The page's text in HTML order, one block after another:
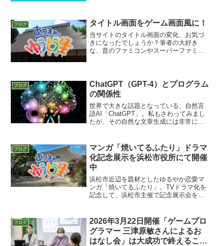
ブログ タイトル画面をゲーム画面風に！
当サイトのタイトル画面の変化、お気づ
きになったでしょうか？筆者の大好き
な、昔のファミコンやスーパーファミコ
グ教室の講師として、ここは...
ブログ
ChatGPT（GPT-4）とプログラム
の関係性
世界で大きな話題となっている、自然言
語AI「ChatGPT」。私もさわってみまし
たが、その自然な文章生成には非常に驚
ら絶対にわからないほど自然です。そし
てさらに驚いたの...
ブログ
マンガ「焼いてるふたり」ドラマ
化記念展示を浜松市役所にて開催
中
浜松市近辺を題材としたゆるやか恋愛マ
ンガ「焼いてるふたり」。TVドラマ化を
記念して、浜松市主催で記念展示会を開
しているんですよ！よらっせYUTOに関
してはこちらの記事...
ブログ
2026年3月22日開催「ゲームプロ
グラマー 三津原敏さんによるお
はなし会」は大成功で終えること